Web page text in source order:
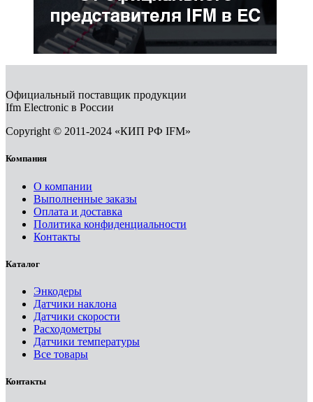
Официальный поставщик продукции
Ifm Electronic в России
Copyright © 2011-2024 «КИП РФ IFM»
Компания
О компании
Выполненные заказы
Оплата и доставка
Политика конфиденциальности
Контакты
Каталог
Энкодеры
Датчики наклона
Датчики скорости
Расходометры
Датчики температуры
Все товары
Контакты